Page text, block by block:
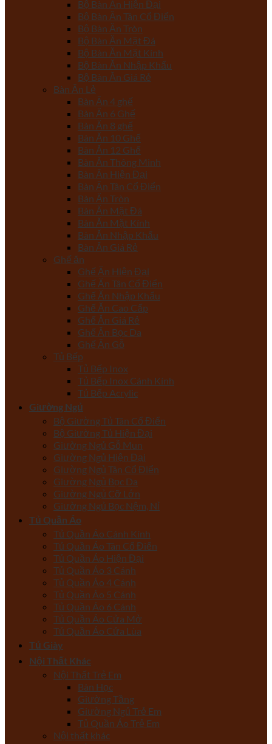
Bộ Bàn Ăn Hiện Đại
Bộ Bàn Ăn Tân Cổ Điển
Bộ Bàn Ăn Tròn
Bộ Bàn Ăn Mặt Đá
Bộ Bàn Ăn Mặt Kính
Bộ Bàn Ăn Nhập Khẩu
Bộ Bàn Ăn Giá Rẻ
Bàn Ăn Lẻ
Bàn Ăn 4 ghế
Bàn Ăn 6 Ghế
Bàn Ăn 8 ghế
Bàn Ăn 10 Ghế
Bàn Ăn 12 Ghế
Bàn Ăn Thông Minh
Bàn Ăn Hiện Đại
Bàn Ăn Tân Cổ Điển
Bàn Ăn Tròn
Bàn Ăn Mặt Đá
Bàn Ăn Mặt Kính
Bàn Ăn Nhập Khẩu
Bàn Ăn Giá Rẻ
Ghế ăn
Ghế Ăn Hiện Đại
Ghế Ăn Tân Cổ Điển
Ghế Ăn Nhập Khẩu
Ghế Ăn Cao Cấp
Ghế Ăn Giá Rẻ
Ghế Ăn Bọc Da
Ghế Ăn Gỗ
Tủ Bếp
Tủ Bếp Inox
Tủ Bếp Inox Cánh Kính
Tủ Bếp Acrylic
Giường Ngủ
Bộ Giường Tủ Tân Cổ Điển
Bộ Giường Tủ Hiện Đại
Giường Ngủ Gỗ Mun
Giường Ngủ Hiện Đại
Giường Ngủ Tân Cổ Điển
Giường Ngủ Bọc Da
Giường Ngủ Cỡ Lớn
Giường Ngủ Bọc Nệm, Nỉ
Tủ Quần Áo
Tủ Quần Áo Cánh Kính
Tủ Quần Áo Tân Cổ Điển
Tủ Quần Áo Hiện Đại
Tủ Quần Áo 3 Cánh
Tủ Quần Áo 4 Cánh
Tủ Quần Áo 5 Cánh
Tủ Quần Áo 6 Cánh
Tủ Quần Áo Cửa Mở
Tủ Quần Áo Cửa Lùa
Tủ Giày
Nội Thất Khác
Nội Thất Trẻ Em
Bàn Học
Giường Tầng
Giường Ngủ Trẻ Em
Tủ Quần Áo Trẻ Em
Nội thất khác